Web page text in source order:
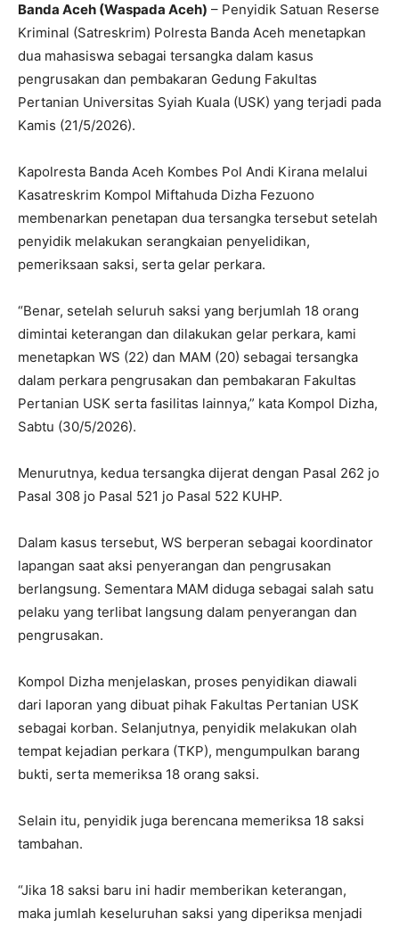
Banda Aceh (Waspada Aceh) – Penyidik Satuan Reserse
Kriminal (Satreskrim) Polresta Banda Aceh menetapkan
dua mahasiswa sebagai tersangka dalam kasus
pengrusakan dan pembakaran Gedung Fakultas
Pertanian Universitas Syiah Kuala (USK) yang terjadi pada
Kamis (21/5/2026).
Kapolresta Banda Aceh Kombes Pol Andi Kirana melalui
Kasatreskrim Kompol Miftahuda Dizha Fezuono
membenarkan penetapan dua tersangka tersebut setelah
penyidik melakukan serangkaian penyelidikan,
pemeriksaan saksi, serta gelar perkara.
“Benar, setelah seluruh saksi yang berjumlah 18 orang
dimintai keterangan dan dilakukan gelar perkara, kami
menetapkan WS (22) dan MAM (20) sebagai tersangka
dalam perkara pengrusakan dan pembakaran Fakultas
Pertanian USK serta fasilitas lainnya,” kata Kompol Dizha,
Sabtu (30/5/2026).
Menurutnya, kedua tersangka dijerat dengan Pasal 262 jo
Pasal 308 jo Pasal 521 jo Pasal 522 KUHP.
Dalam kasus tersebut, WS berperan sebagai koordinator
lapangan saat aksi penyerangan dan pengrusakan
berlangsung. Sementara MAM diduga sebagai salah satu
pelaku yang terlibat langsung dalam penyerangan dan
pengrusakan.
Kompol Dizha menjelaskan, proses penyidikan diawali
dari laporan yang dibuat pihak Fakultas Pertanian USK
sebagai korban. Selanjutnya, penyidik melakukan olah
tempat kejadian perkara (TKP), mengumpulkan barang
bukti, serta memeriksa 18 orang saksi.
Selain itu, penyidik juga berencana memeriksa 18 saksi
tambahan.
“Jika 18 saksi baru ini hadir memberikan keterangan,
maka jumlah keseluruhan saksi yang diperiksa menjadi